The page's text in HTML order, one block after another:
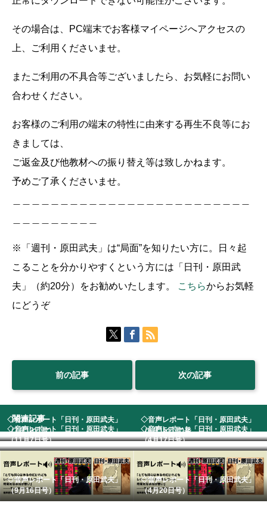
その場合は、PC端末でお客様マイページへアクセスの
上、ご利用くださいませ。
またご利用の不具合等ございましたら、お気軽にお問い
合わせください。
お客様のご利用の端末の特性に由来する再生不良等にお
きましては、
ご返金及び他教材への振り替え等は致しかねます。
予めご了承くださいませ。
※「週刊・原田武夫」は“局面”を知りたい方に。日々起
こることを分かりやすくという方には「日刊・原田武
夫」（約20分）をお勧めいたします。
こちらからお気軽
にどうぞ
前の記事 次の記事
関連記事
◇音声レポート「日刊・原田武夫」
（7月13日号） ...
◇音声レポート「日刊・原田武夫」
（6月15日号)発...
◇音声レポート「日刊・原田武夫」
（11月7日号） ...
◇音声レポート「日刊・原田武夫」
（4月17日号） ...
◇音声レポート「日刊・原田武夫」
（9月16日号）
◇音声レポート「日刊・原田武夫」
（4月20日号）